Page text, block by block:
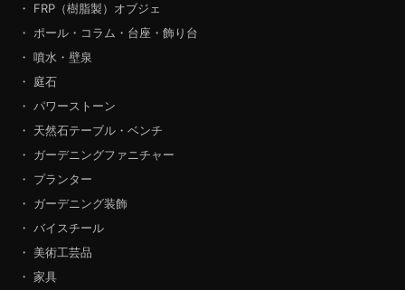
・ FRP（樹脂製）オブジェ
・ ポール・コラム・台座・飾り台
・ 噴水・壁泉
・ 庭石
・ パワーストーン
・ 天然石テーブル・ベンチ
・ ガーデニングファニチャー
・ プランター
・ ガーデニング装飾
・ バイスチール
・ 美術工芸品
・ 家具